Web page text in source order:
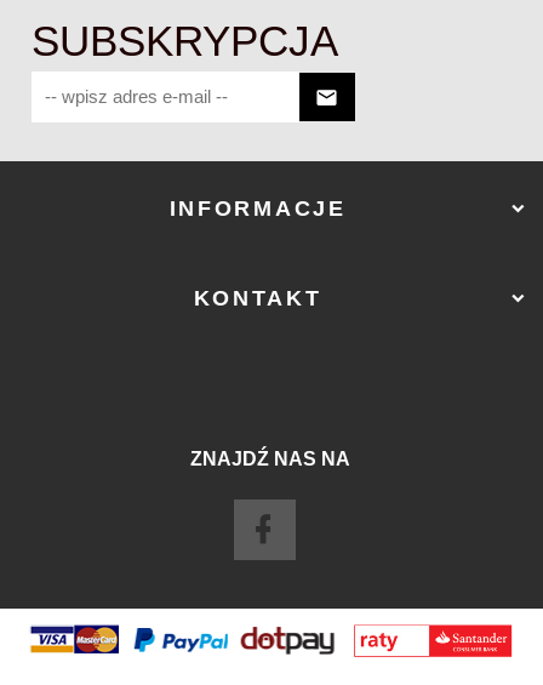
SUBSKRYPCJA
INFORMACJE
KONTAKT
sklep@ostry-sklep.pl
ZNAJDŹ NAS NA